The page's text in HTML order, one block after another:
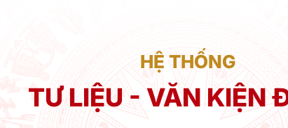
HỆ THỐNG
TƯ LIỆU - VĂN KIỆN